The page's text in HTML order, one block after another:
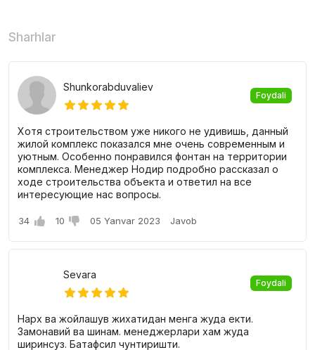
Sharhlar
Shunkorabduvaliev
Foydali
Хотя строительством уже никого не удивишь, данный
жилой комплекс показался мне очень современным и
уютным. Особенно понравился фонтан на территории
комплекса. Менеджер Нодир подробно рассказал о
ходе строительства объекта и ответил на все
интересующие нас вопросы.
34 10 05 Yanvar 2023 Javob
Sevara
Foydali
Нарх ва жойлашув жихатидан менга жуда екти.
Замонавий ва шинам. менеджерлари хам жуда
ширинсуз. Батафсил чунтиришти.